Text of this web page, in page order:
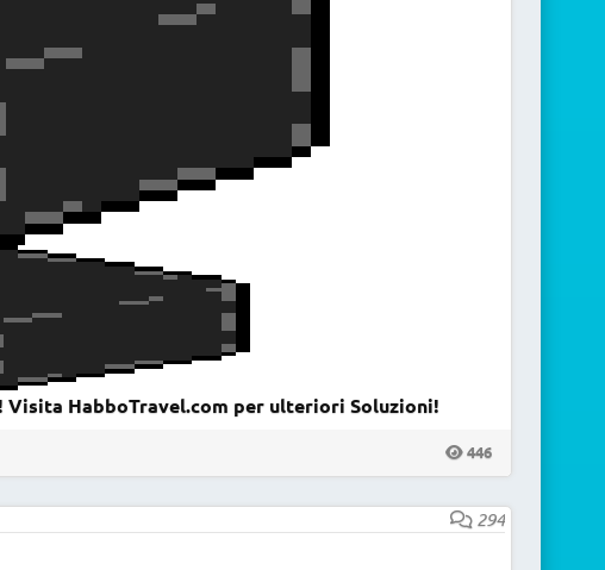
HabboTravel.com per ulteriori Soluzioni!
446
294